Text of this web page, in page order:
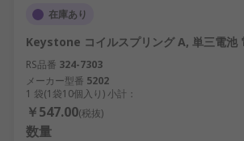
在庫あり
Keystone コイルスプリング A, 単三電池
RS品番 324-7303
メーカー型番 5202
1 袋(1袋10個入り) 小計：
￥547.00(税抜)
数量